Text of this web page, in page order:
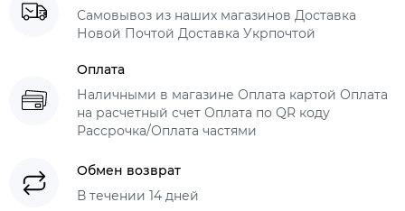
Самовывоз из наших магазинов Доставка
Новой Почтой Доставка Укрпочтой
Оплата
Наличными в магазине Оплата картой Оплата
на расчетный счет Оплата по QR коду
Рассрочка/Оплата частями
Обмен возврат
В течении 14 дней